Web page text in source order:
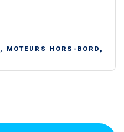
, MOTEURS HORS-BORD ,